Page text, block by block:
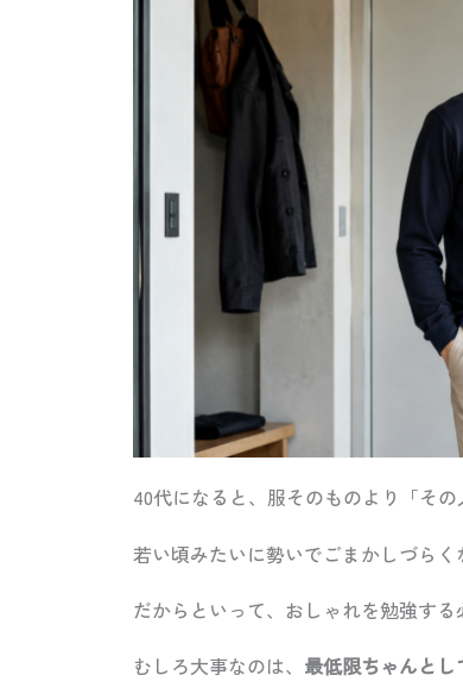
40代になると、服そのものより「そ
若い頃みたいに勢いでごまかしづらく
だからといって、おしゃれを勉強する
むしろ大事なのは、 最低限ちゃんと